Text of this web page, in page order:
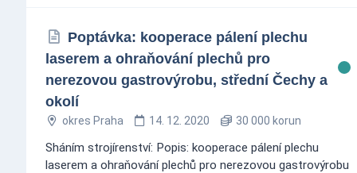
Poptávka: kooperace pálení plechu
laserem a ohraňování plechů pro
nerezovou gastrovýrobu, střední Čechy a
okolí
okres Praha 14. 12. 2020 30 000 korun
Sháním strojírenství: Popis: kooperace pálení plechu
laserem a ohraňování plechů pro nerezovou gastrovýrobu